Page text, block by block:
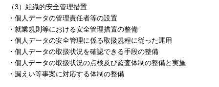
（3）組織的安全管理措置
・個人データの管理責任者等の設置
・就業規則等における安全管理措置の整備
・個人データの安全管理に係る取扱規程に従った運用
・個人データの取扱状況を確認できる手段の整備
・個人データの取扱状況の点検及び監査体制の整備と実施
・漏えい等事案に対応する体制の整備